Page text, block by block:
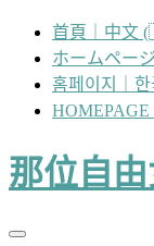
容
首頁｜中文
ホームペー
홈페이지｜
那位自